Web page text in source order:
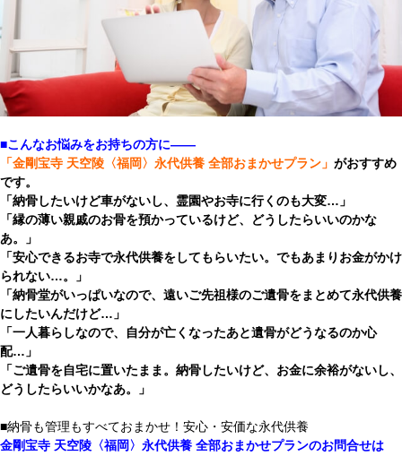
■こんなお悩みをお持ちの方に――
「金剛宝寺 天空陵〈福岡〉永代供養 全部おまかせプラン」 がおすすめ
です。
「納骨したいけど車がないし、霊園やお寺に行くのも大変…」
「縁の薄い親戚のお骨を預かっているけど、どうしたらいいのかな
あ。」
「安心できるお寺で永代供養をしてもらいたい。でもあまりお金がかけ
られない…。」
「納骨堂がいっぱいなので、遠いご先祖様のご遺骨をまとめて永代供養
にしたいんだけど…」
「一人暮らしなので、自分が亡くなったあと遺骨がどうなるのか心
配…」
「ご遺骨を自宅に置いたまま。納骨したいけど、お金に余裕がないし、
どうしたらいいかなあ。」
■納骨も管理もすべておまかせ！安心・安価な永代供養
金剛宝寺 天空陵〈福岡〉永代供養 全部おまかせプランのお問合せは